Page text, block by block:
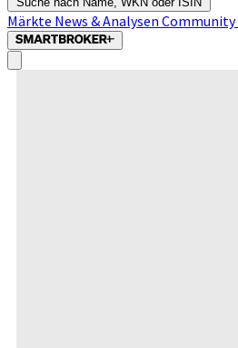
Märkte News & Analysen Community